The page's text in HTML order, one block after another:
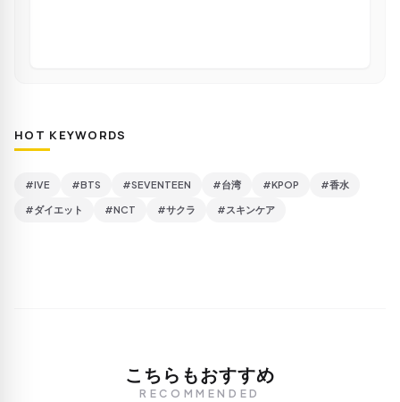
HOT KEYWORDS
#IVE #BTS #SEVENTEEN #台湾 #KPOP #香水
#ダイエット #NCT #サクラ #スキンケア
こちらもおすすめ
RECOMMENDED